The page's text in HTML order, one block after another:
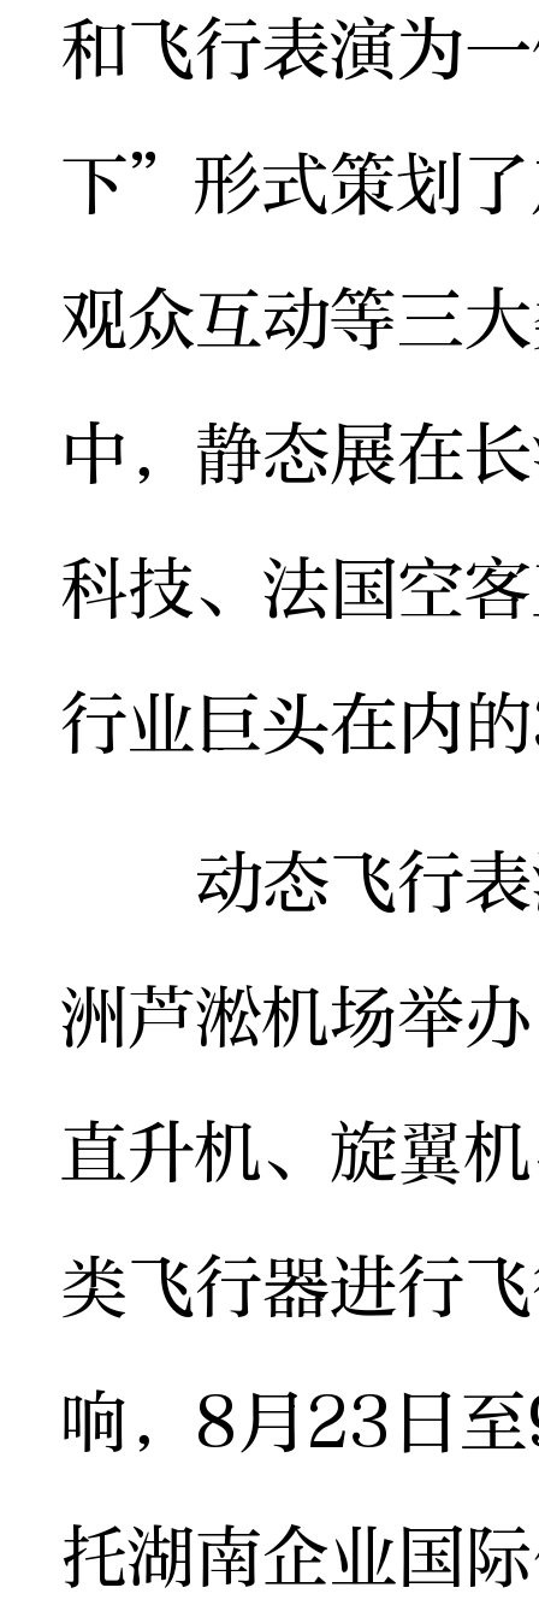
和飞行表演为
下”形式策划
观众互动等三
中，静态展在
科技、法国空
行业巨头在内
动态飞行表
洲芦淞机场举
直升机、旋翼
类飞行器进行
响，8月23日
托湖南企业国